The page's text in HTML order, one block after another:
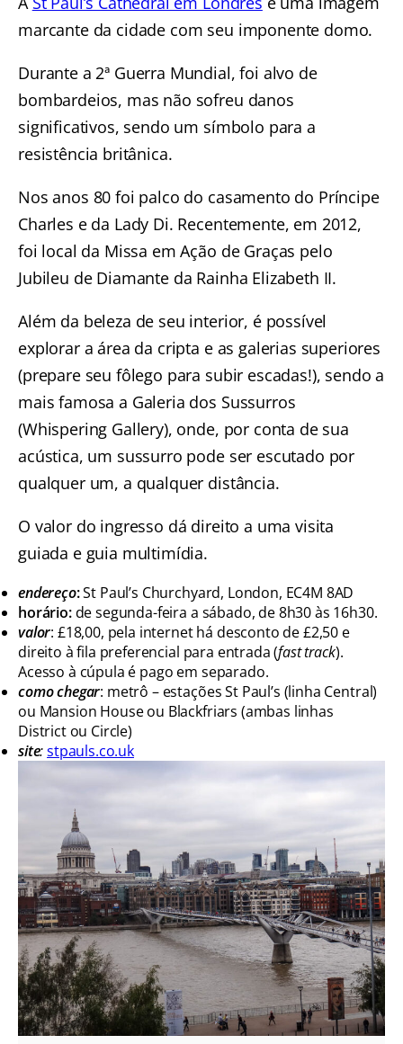
marcante da cidade com seu imponente domo.
Durante a 2ª Guerra Mundial, foi alvo de
bombardeios, mas não sofreu danos
significativos, sendo um símbolo para a
resistência britânica.
Nos anos 80 foi palco do casamento do Príncipe
Charles e da Lady Di. Recentemente, em 2012,
foi local da Missa em Ação de Graças pelo
Jubileu de Diamante da Rainha Elizabeth II.
Além da beleza de seu interior, é possível
explorar a área da cripta e as galerias superiores
(prepare seu fôlego para subir escadas!), sendo a
mais famosa a Galeria dos Sussurros
(Whispering Gallery), onde, por conta de sua
acústica, um sussurro pode ser escutado por
qualquer um, a qualquer distância.
O valor do ingresso dá direito a uma visita
guiada e guia multimídia.
endereço:St Paul’s Churchyard, London, EC4M 8AD
horário:de segunda-feira a sábado, de 8h30 às 16h30.
valor: £18,00, pela internet há desconto de £2,50 e
direito à fila preferencial para entrada (fast track).
Acesso à cúpula é pago em separado.
como chegar: metrô – estações St Paul’s (linha Central)
ou Mansion House ou Blackfriars (ambas linhas
District ou Circle)
site:stpauls.co.uk